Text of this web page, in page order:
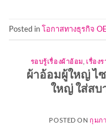
Posted inโอกาสทางธุรกิจ
รอบรู้เรื่องผ้าอ้อม เรื่อง
ผ้าอ้อมผู้ใหญ่ ไ
ใหญ่ ใส่สบ
POSTED ON กุมภ